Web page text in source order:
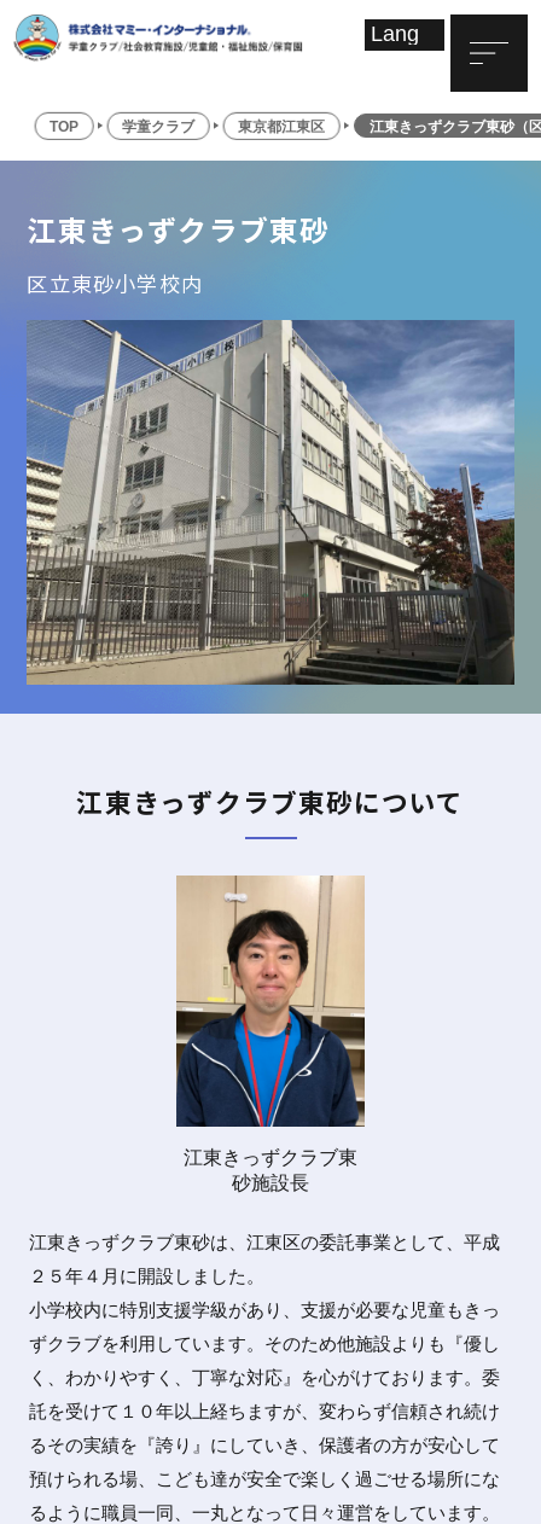
TOP 学童クラブ 東京都江東区 江東きっずクラブ東砂（
江東きっずクラブ東砂
区立東砂小学校内
江東きっずクラブ東砂について
江東きっずクラブ東砂は、江東区の委託事業として、平成
２５年４月に開設しました。
小学校内に特別支援学級があり、支援が必要な児童もきっ
ずクラブを利用しています。そのため他施設よりも『優し
く、わかりやすく、丁寧な対応』を心がけております。委
託を受けて１０年以上経ちますが、変わらず信頼され続け
るその実績を『誇り』にしていき、保護者の方が安心して
預けられる場、こども達が安全で楽しく過ごせる場所にな
るように職員一同、一丸となって日々運営をしています。
江東きっずクラブ東
砂施設長